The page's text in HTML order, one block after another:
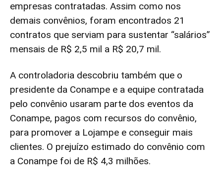
empresas contratadas. Assim como nos
demais convênios, foram encontrados 21
contratos que serviam para sustentar “salários”
mensais de R$ 2,5 mil a R$ 20,7 mil.
A controladoria descobriu também que o
presidente da Conampe e a equipe contratada
pelo convênio usaram parte dos eventos da
Conampe, pagos com recursos do convênio,
para promover a Lojampe e conseguir mais
clientes. O prejuízo estimado do convênio com
a Conampe foi de R$ 4,3 milhões.